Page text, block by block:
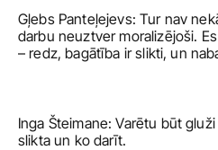
Gļebs Panteļejevs: Tur nav
darbu neuztver moralizējoši.
– redz, bagātība ir slikti, un
Inga Šteimane: Varētu būt
slikta un ko darīt.